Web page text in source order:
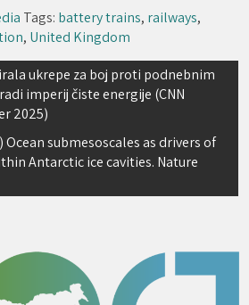
Tags: battery trains, railways,
, United Kingdom
ukrepe za boj proti podnebnim
imperij čiste energije (CNN
2025)
submesoscales as drivers of
Antarctic ice cavities. Nature